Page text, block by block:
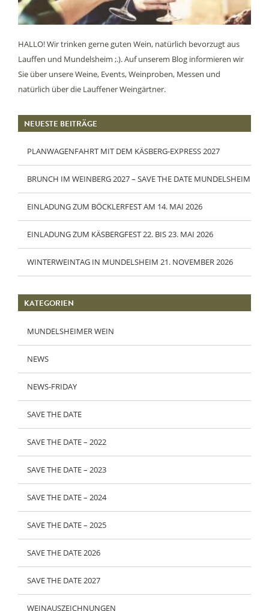
HALLO! Wir trinken gerne guten Wein, natürlich bevorzugt aus
Lauffen und Mundelsheim ;.). Auf unserem Blog informieren wir
Sie über unsere Weine, Events, Weinproben, Messen und
natürlich über die Lauffener Weingärtner.
NEUESTE BEITRÄGE
PLANWAGENFAHRT MIT DEM KÄSBERG-EXPRESS 2027
BRUNCH IM WEINBERG 2027 – SAVE THE DATE MUNDELSHEIM
EINLADUNG ZUM BÖCKLERFEST AM 14. MAI 2026
EINLADUNG ZUM KÄSBERGFEST 22. BIS 23. MAI 2026
WINTERWEINTAG IN MUNDELSHEIM 21. NOVEMBER 2026
KATEGORIEN
MUNDELSHEIMER WEIN
NEWS
NEWS-FRIDAY
SAVE THE DATE
SAVE THE DATE – 2022
SAVE THE DATE – 2023
SAVE THE DATE – 2024
SAVE THE DATE – 2025
SAVE THE DATE 2026
SAVE THE DATE 2027
WEINAUSZEICHNUNGEN